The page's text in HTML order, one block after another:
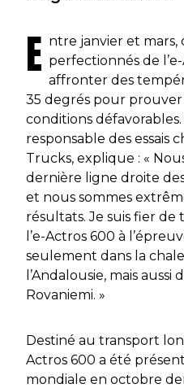
E ntre janvier et mars,
perfectionnés de
affronter des
35 degrés pour
conditions
responsable des essais
Trucks, explique : «
dernière ligne droite des
et nous sommes
résultats. Je suis fier de
l’e-Actros 600 à
seulement dans la
l’Andalousie, mais
Rovaniemi. »
Destiné au transport
Actros 600 a été
mondiale en octobre